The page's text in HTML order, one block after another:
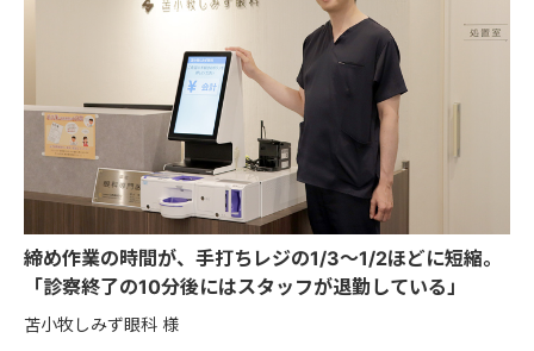
締め作業の時間が、手打ちレジの1/3〜1/2ほどに短縮。
「診察終了の10分後にはスタッフが退勤している」
苫小牧しみず眼科 様